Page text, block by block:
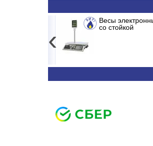
Весы
со стойкой
‹
Сплит-система